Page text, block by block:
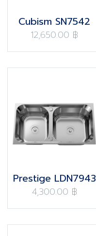
Cubism SN7542
12,650.00 ฿
Prestige LDN7943
4,300.00 ฿